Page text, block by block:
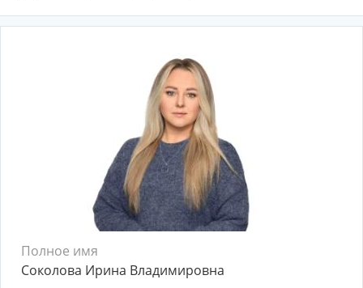
Полное имя
Соколова Ирина Владимировна